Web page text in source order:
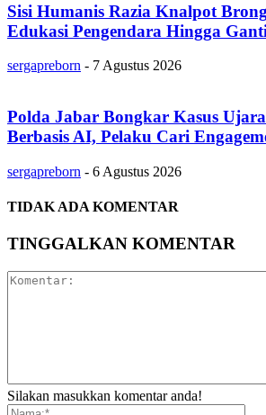
Sisi Humanis Razia Knalpot
Edukasi Pengendara Hingga
sergapreborn - 7 Agustus 2026
Polda Jabar Bongkar Kasus
Berbasis AI, Pelaku Cari
sergapreborn - 6 Agustus 2026
TIDAK ADA KOMENTAR
TINGGALKAN KOMENTAR
Silakan masukkan komentar anda!